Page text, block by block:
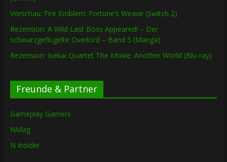
Vorschau: Fire Emblem: Fortune’s Weave (Switch 2)
Rezension: A Wild Last Boss Appeared! – Der
schwarzgeflügelte Overlord – Band 5 (Manga)
Rezension: Isekai Quartet The Movie: Another World (Blu-ray)
Freunde & Partner
Gameplay Gamers
NMag
N Insider